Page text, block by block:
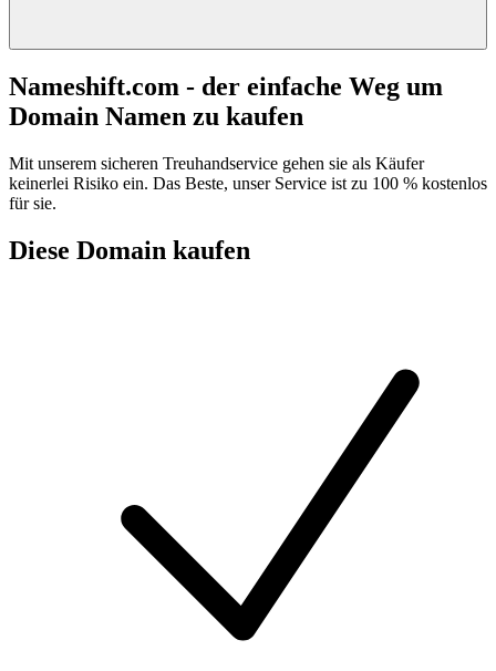
Nameshift.com - der einfache Weg um
Domain Namen zu kaufen
Mit unserem sicheren Treuhandservice gehen sie als Käufer
keinerlei Risiko ein. Das Beste, unser Service ist zu 100 % kostenlos
für sie.
Diese Domain kaufen